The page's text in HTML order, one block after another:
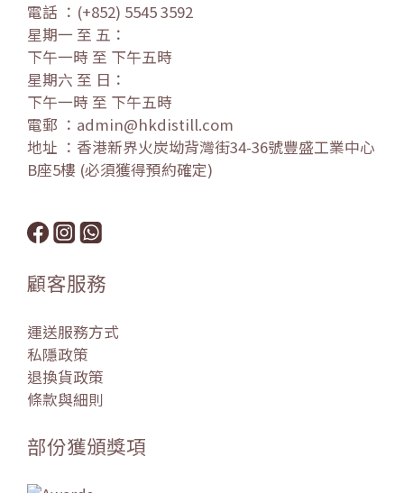
電話 ：(+852) 5545 3592
星期一 至 五：
下午一時 至 下午五時
星期六 至 日：
下午一時 至 下午五時
電郵 ：admin@hkdistill.com
地址 ：香港新界火炭坳背灣街34-36號豐盛工業中心
B座5樓 (必須獲得預約確定)
顧客服務
運送服務方式
私隱政策
退換貨政策
條款與細則
部份獲頒獎項